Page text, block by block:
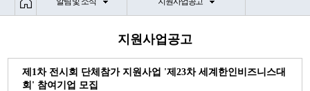
지원사업공고
제1차 전시회 단체참가 지원사업 '제23차 세계한인비즈니스대
회' 참여기업 모집